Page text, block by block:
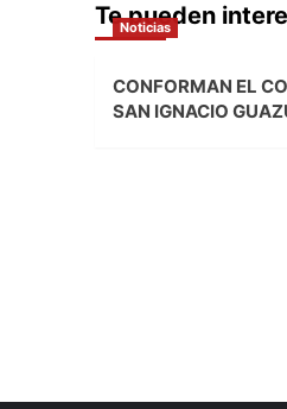
Te pueden
Noticias
CONFORMAN EL
SAN IGNACIO